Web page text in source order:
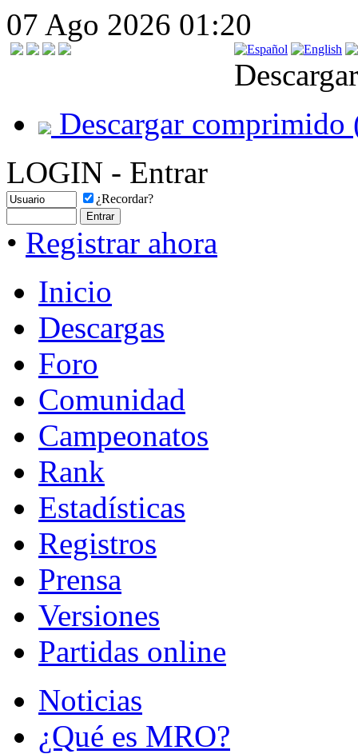
07 Ago 2026 01:20
Descargar comprimido
LOGIN - Entrar
¿Recordar?
• Registrar ahora
Inicio
Descargas
Foro
Comunidad
Campeonatos
Rank
Estadísticas
Registros
Prensa
Versiones
Partidas online
Noticias
¿Qué es MRO?